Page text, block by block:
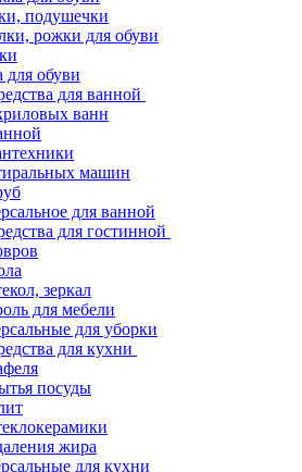
подушечки
рожки для обуви
обуви
для ванной
ванн
машин
для ванной
для гостинной
зеркал
для мебели
для уборки
для кухни
посуды
жира
для кухни